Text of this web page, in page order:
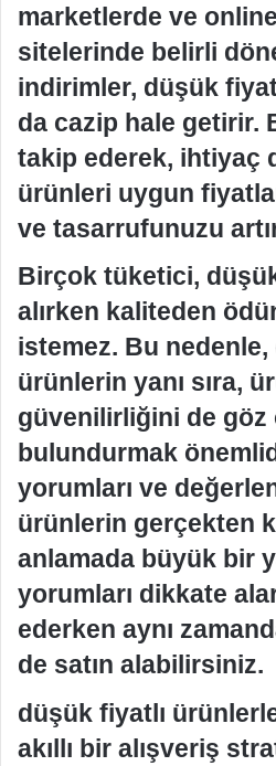
marketlerde ve
sitelerinde belirli
indirimler, düşük
da cazip hale getirir.
takip ederek, ihtiyaç
ürünleri uygun
ve tasarrufunuzu
Birçok tüketici,
alırken kaliteden
istemez. Bu nedenle,
ürünlerin yanı sıra,
güvenilirliğini de göz
bulundurmak
yorumları ve
ürünlerin gerçekten
anlamada büyük bir
yorumları dikkate
ederken aynı
de satın alabilirsiniz.
düşük fiyatlı
akıllı bir alışveriş